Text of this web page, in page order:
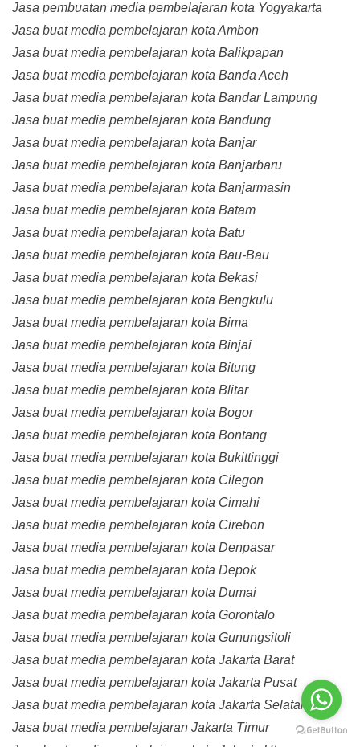
Jasa pembuatan media pembelajaran kota Yogyakarta
Jasa buat media pembelajaran kota Ambon
Jasa buat media pembelajaran kota Balikpapan
Jasa buat media pembelajaran kota Banda Aceh
Jasa buat media pembelajaran kota Bandar Lampung
Jasa buat media pembelajaran kota Bandung
Jasa buat media pembelajaran kota Banjar
Jasa buat media pembelajaran kota Banjarbaru
Jasa buat media pembelajaran kota Banjarmasin
Jasa buat media pembelajaran kota Batam
Jasa buat media pembelajaran kota Batu
Jasa buat media pembelajaran kota Bau-Bau
Jasa buat media pembelajaran kota Bekasi
Jasa buat media pembelajaran kota Bengkulu
Jasa buat media pembelajaran kota Bima
Jasa buat media pembelajaran kota Binjai
Jasa buat media pembelajaran kota Bitung
Jasa buat media pembelajaran kota Blitar
Jasa buat media pembelajaran kota Bogor
Jasa buat media pembelajaran kota Bontang
Jasa buat media pembelajaran kota Bukittinggi
Jasa buat media pembelajaran kota Cilegon
Jasa buat media pembelajaran kota Cimahi
Jasa buat media pembelajaran kota Cirebon
Jasa buat media pembelajaran kota Denpasar
Jasa buat media pembelajaran kota Depok
Jasa buat media pembelajaran kota Dumai
Jasa buat media pembelajaran kota Gorontalo
Jasa buat media pembelajaran kota Gunungsitoli
Jasa buat media pembelajaran kota Jakarta Barat
Jasa buat media pembelajaran kota Jakarta Pusat
Jasa buat media pembelajaran kota Jakarta Selatan
Jasa buat media pembelajaran Jakarta Timur